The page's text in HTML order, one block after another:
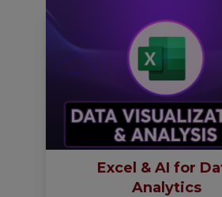
Excel & AI for
Analytics